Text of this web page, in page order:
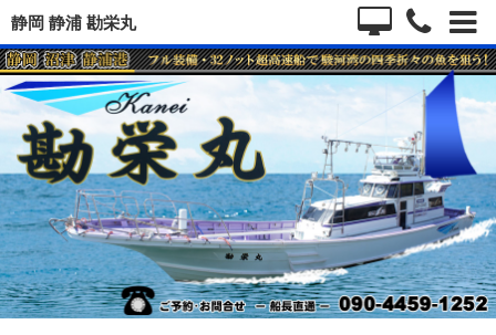
静岡 静浦 勘栄丸